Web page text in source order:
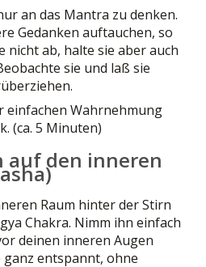
an das Mantra zu denken.
Gedanken auftauchen, so
nicht ab, halte sie aber auch
sie und laß sie
einfachen Wahrnehmung
(ca. 5 Minuten)
auf den inneren
Raum hinter der Stirn
Chakra. Nimm ihn einfach
deinen inneren Augen
ganz entspannt, ohne